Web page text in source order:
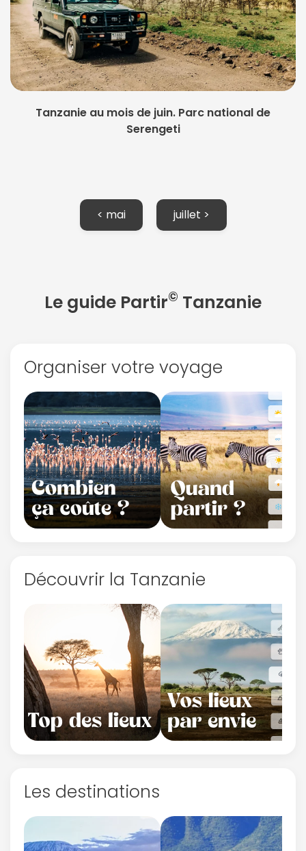
Tanzanie au mois de juin. Parc national de
Serengeti
< mai juillet >
Le guide Partir© Tanzanie
Organiser votre voyage
Découvrir la Tanzanie
Les destinations
Politique de
confidentialité.